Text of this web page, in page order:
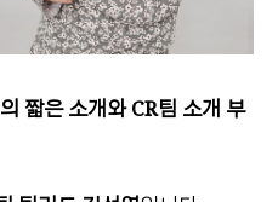
짧은 소개와 CR팀 소개 부